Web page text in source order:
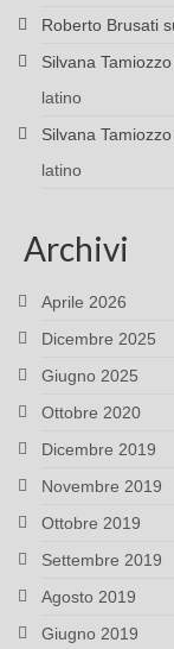
Roberto Brusati
Silvana Tamiozzo
latino
Silvana Tamiozzo
latino
Archivi
Aprile 2026
Dicembre 2025
Giugno 2025
Ottobre 2020
Dicembre 2019
Novembre 2019
Ottobre 2019
Settembre 2019
Agosto 2019
Giugno 2019